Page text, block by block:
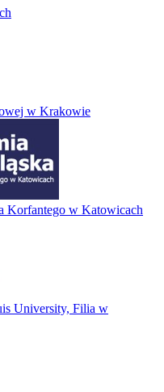
w Krakowie
Korfantego w Katowicach
University, Filia w